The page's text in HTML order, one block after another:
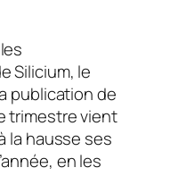
Silicium, le
publication de
trimestre vient
la hausse ses
en les